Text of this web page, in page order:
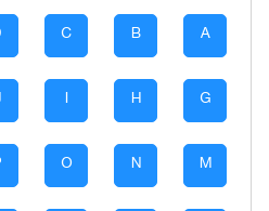
A
B
C
G
H
I
M
N
O